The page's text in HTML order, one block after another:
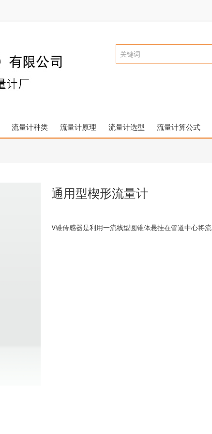
流量计种类 流量计原理 流量计选型 流量计算公式
通用型楔形流量计
V锥传感器是利用一流线型圆锥体悬挂在管道中心将流